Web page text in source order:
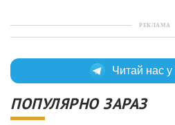
РЕКЛАМА
Читай нас
ПОПУЛЯРНО ЗАРАЗ